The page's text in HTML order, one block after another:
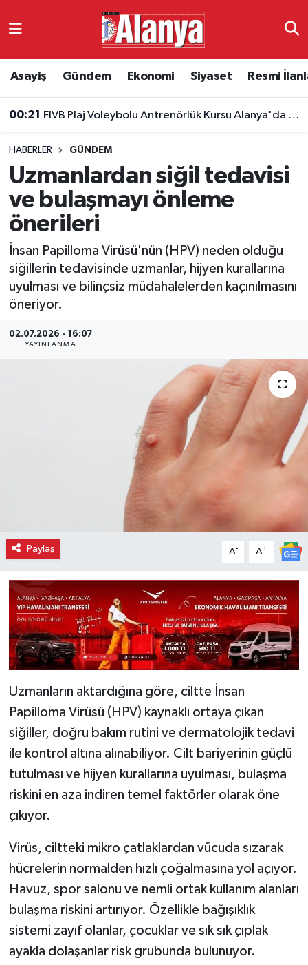
Asayiş Gündem Ekonomi Siyaset Resmi
00:21 FIVB Plaj Voleybolu Antrenörlük Kursu Alanya'da başlıyor
HABERLER GÜNDEM
Uzmanlardan siğil tedavisi
ve bulaşmayı önleme
önerileri
İnsan Papilloma Virüsü'nün (HPV) neden olduğu
siğillerin tedavisinde uzmanlar, hijyen kurallarına
uyulması ve bilinçsiz müdahalelerden kaçınılmasını
öneriyor.
02.07.2026 - 16:07
YAYINLANMA
Paylaş A- A+
Uzmanların aktardığına göre, ciltte İnsan
Papilloma Virüsü (HPV) kaynaklı ortaya çıkan
siğiller, doğru bakım rutini ve dermatolojik tedavi
ile kontrol altına alınabiliyor. Cilt bariyerinin güçlü
tutulması ve hijyen kurallarına uyulması, bulaşma
riskini en aza indiren temel faktörler olarak öne
çıkıyor.
Virüs, ciltteki mikro çatlaklardan vücuda sızarak
hücrelerin normalden hızlı çoğalmasına yol açıyor.
Havuz, spor salonu ve nemli ortak kullanım alanları
bulaşma riskini artırıyor. Özellikle bağışıklık
sistemi zayıf olanlar, çocuklar ve sık sık çıplak
ayakla dolaşanlar risk grubunda bulunuyor.
Ekonomi
Resmi İlanlar
Alanyaspor
Turizm
E-Gazete
Antalya Namaz Vakitleri
Süper Lig Puan Durumu ve Fikstür
Tüm Manşetler
Son Dakika Haberleri
Haber Arşivi